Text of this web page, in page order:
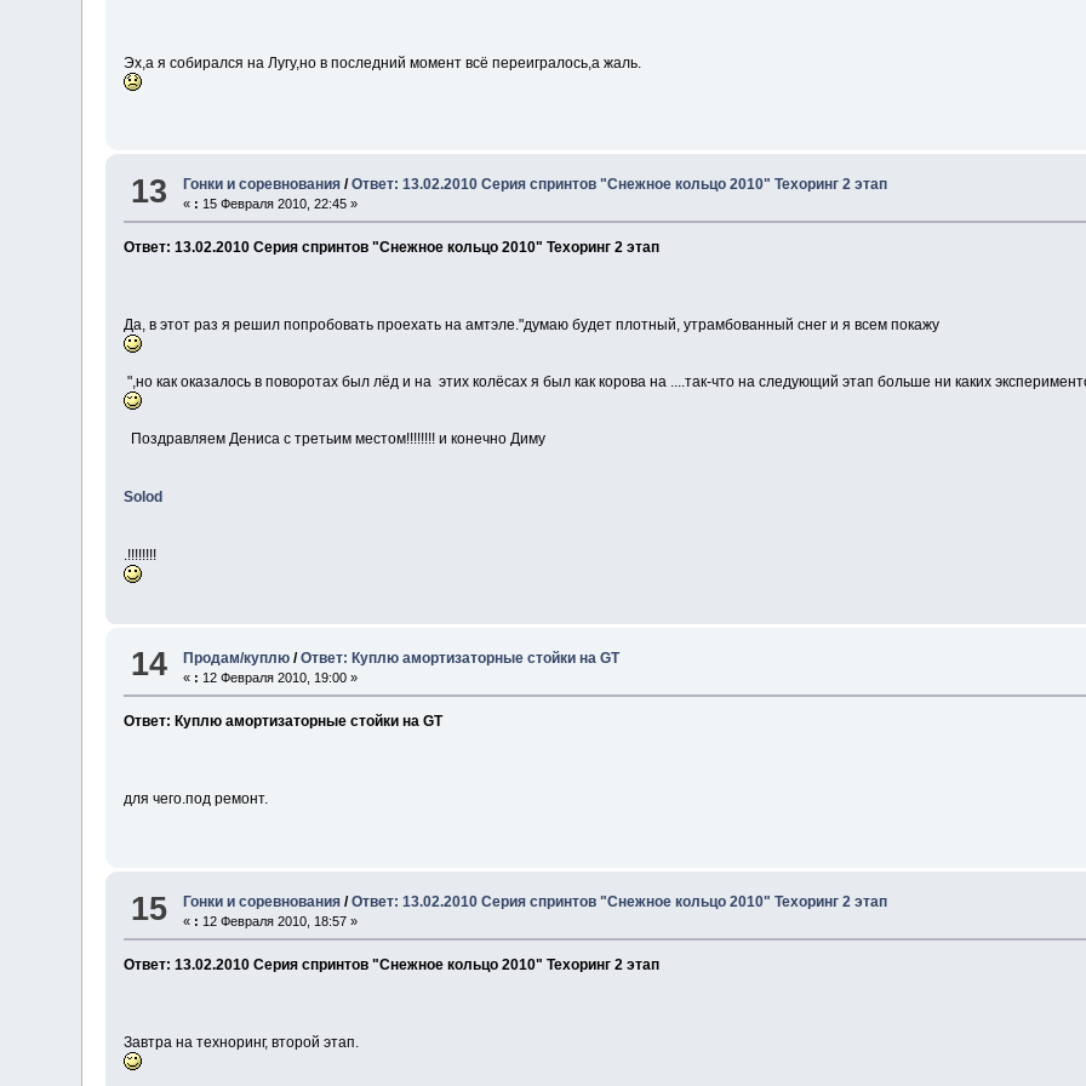
Эх,а я собирался на Лугу,но в последний момент всё переигралось,а жаль.
13 Гонки и соревнования /Ответ: 13.02.2010 Серия спринтов "Снежное кольцо 2010" Техоринг 2 этап
« : 15 Февраля 2010, 22:45 »
Ответ: 13.02.2010 Серия спринтов "Снежное кольцо 2010" Техоринг 2 этап
Да, в этот раз я решил попробовать проехать на амтэле."думаю будет плотный, утрамбованный снег и я всем покажу
",но как оказалось в поворотах был лёд и на этих колёсах я был как корова на ....так-что на следующий этап больше ни каких
Поздравляем Дениса с третьим местом!!!!!!!! и конечно Диму
Solod
.!!!!!!!!
14 Продам/куплю /Ответ: Куплю амортизаторные стойки на GT
« : 12 Февраля 2010, 19:00 »
Ответ: Куплю амортизаторные стойки на GT
для чего.под ремонт.
15 Гонки и соревнования /Ответ: 13.02.2010 Серия спринтов "Снежное кольцо 2010" Техоринг 2 этап
« : 12 Февраля 2010, 18:57 »
Ответ: 13.02.2010 Серия спринтов "Снежное кольцо 2010" Техоринг 2 этап
Завтра на техноринг, второй этап.